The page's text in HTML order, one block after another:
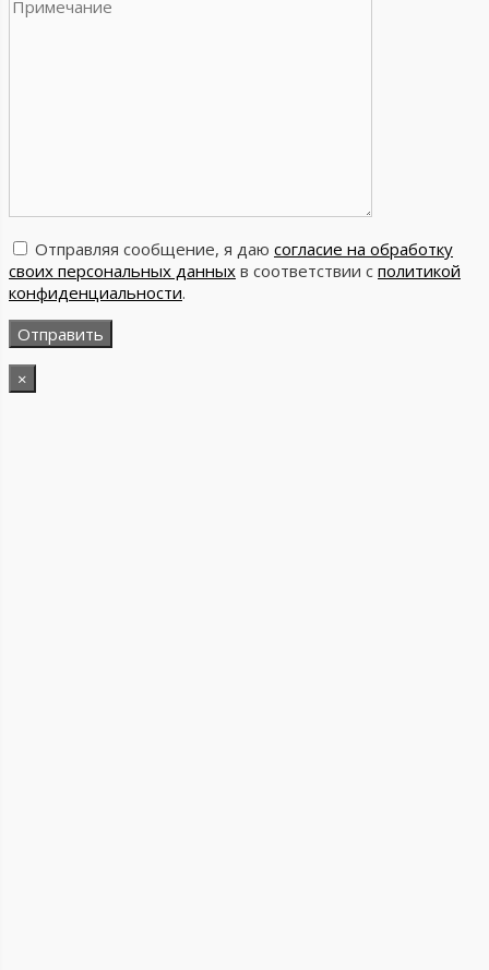
Отправляя сообщение, я даю согласие на обработку
своих персональных данных в соответствии с политикой
конфиденциальности.
×